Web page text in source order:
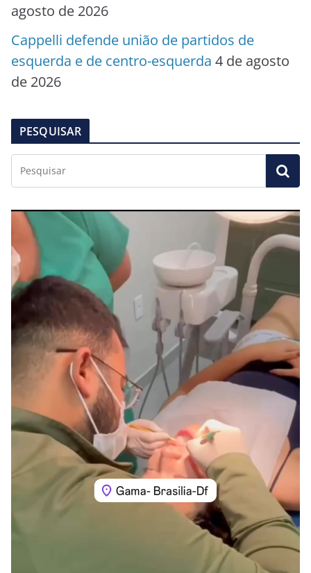
agosto de 2026
Cappelli defende união de partidos de
esquerda e de centro-esquerda 4 de agosto
de 2026
PESQUISAR